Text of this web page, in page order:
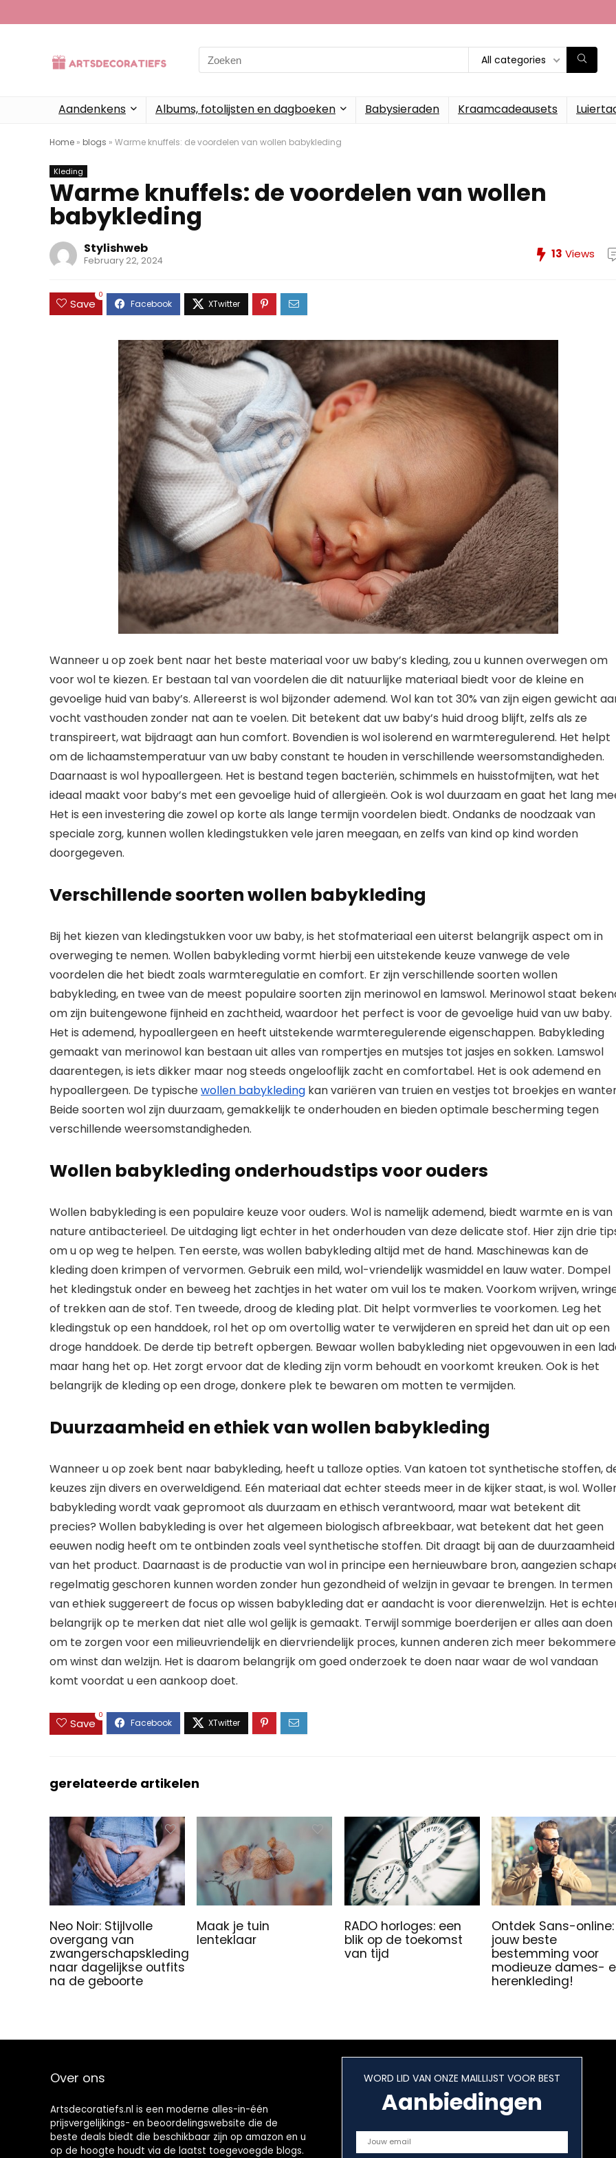
Search
for:
All categories
Aandenkens Albums, fotolijsten en dagboeken Babysieraden Kraamcadeausets
Home » blogs » Warme knuffels: de voordelen van wollen babykleding
Kleding
Warme knuffels: de voordelen van wollen
babykleding
Stylishweb
February 22, 2024 13 Views
Save
0
Wanneer u op zoek bent naar het beste materiaal voor uw baby’s kleding, zou u kunnen overwegen om
voor wol te kiezen. Er bestaan tal van voordelen die dit natuurlijke materiaal biedt voor de kleine en
gevoelige huid van baby’s. Allereerst is wol bijzonder ademend. Wol kan tot 30% van zijn eigen gewicht
vocht vasthouden zonder nat aan te voelen. Dit betekent dat uw baby’s huid droog blijft, zelfs als ze
transpireert, wat bijdraagt aan hun comfort. Bovendien is wol isolerend en warmteregulerend. Het helpt
om de lichaamstemperatuur van uw baby constant te houden in verschillende weersomstandigheden.
Daarnaast is wol hypoallergeen. Het is bestand tegen bacteriën, schimmels en huisstofmijten, wat het
ideaal maakt voor baby’s met een gevoelige huid of allergieën. Ook is wol duurzaam en gaat het lang
Het is een investering die zowel op korte als lange termijn voordelen biedt. Ondanks de noodzaak van
speciale zorg, kunnen wollen kledingstukken vele jaren meegaan, en zelfs van kind op kind worden
doorgegeven.
Verschillende soorten wollen babykleding
Bij het kiezen van kledingstukken voor uw baby, is het stofmateriaal een uiterst belangrijk aspect om in
overweging te nemen. Wollen babykleding vormt hierbij een uitstekende keuze vanwege de vele
voordelen die het biedt zoals warmteregulatie en comfort. Er zijn verschillende soorten wollen
babykleding, en twee van de meest populaire soorten zijn merinowol en lamswol. Merinowol staat
om zijn buitengewone fijnheid en zachtheid, waardoor het perfect is voor de gevoelige huid van uw baby.
Het is ademend, hypoallergeen en heeft uitstekende warmteregulerende eigenschappen. Babykleding
gemaakt van merinowol kan bestaan uit alles van rompertjes en mutsjes tot jasjes en sokken. Lamswol
daarentegen, is iets dikker maar nog steeds ongelooflijk zacht en comfortabel. Het is ook ademend en
hypoallergeen. De typischewollen babykleding kan variëren van truien en vestjes tot broekjes en
Beide soorten wol zijn duurzaam, gemakkelijk te onderhouden en bieden optimale bescherming tegen
verschillende weersomstandigheden.
Wollen babykleding onderhoudstips voor ouders
Wollen babykleding is een populaire keuze voor ouders. Wol is namelijk ademend, biedt warmte en is van
nature antibacterieel. De uitdaging ligt echter in het onderhouden van deze delicate stof. Hier zijn drie
om u op weg te helpen. Ten eerste, was wollen babykleding altijd met de hand. Maschinewas kan de
kleding doen krimpen of vervormen. Gebruik een mild, wol-vriendelijk wasmiddel en lauw water. Dompel
het kledingstuk onder en beweeg het zachtjes in het water om vuil los te maken. Voorkom wrijven,
of trekken aan de stof. Ten tweede, droog de kleding plat. Dit helpt vormverlies te voorkomen. Leg het
kledingstuk op een handdoek, rol het op om overtollig water te verwijderen en spreid het dan uit op een
droge handdoek. De derde tip betreft opbergen. Bewaar wollen babykleding niet opgevouwen in een
maar hang het op. Het zorgt ervoor dat de kleding zijn vorm behoudt en voorkomt kreuken. Ook is het
belangrijk de kleding op een droge, donkere plek te bewaren om motten te vermijden.
Duurzaamheid en ethiek van wollen babykleding
Wanneer u op zoek bent naar babykleding, heeft u talloze opties. Van katoen tot synthetische stoffen,
keuzes zijn divers en overweldigend. Eén materiaal dat echter steeds meer in de kijker staat, is wol.
babykleding wordt vaak gepromoot als duurzaam en ethisch verantwoord, maar wat betekent dit
precies? Wollen babykleding is over het algemeen biologisch afbreekbaar, wat betekent dat het geen
eeuwen nodig heeft om te ontbinden zoals veel synthetische stoffen. Dit draagt bij aan de duurzaamheid
van het product. Daarnaast is de productie van wol in principe een hernieuwbare bron, aangezien
regelmatig geschoren kunnen worden zonder hun gezondheid of welzijn in gevaar te brengen. In termen
van ethiek suggereert de focus op wissen babykleding dat er aandacht is voor dierenwelzijn. Het is
belangrijk op te merken dat niet alle wol gelijk is gemaakt. Terwijl sommige boerderijen er alles aan doen
om te zorgen voor een milieuvriendelijk en diervriendelijk proces, kunnen anderen zich meer
om winst dan welzijn. Het is daarom belangrijk om goed onderzoek te doen naar waar de wol vandaan
komt voordat u een aankoop doet.
Save
0
gerelateerde artikelen
Neo Noir: Stijlvolle
overgang van
zwangerschapskleding
naar dagelijkse outfits
na de geboorte
Maak je tuin
lenteklaar
RADO horloges: een
blik op de toekomst
van tijd
Ontdek Sans-online:
jouw beste
bestemming voor
modieuze dames-
herenkleding!
Over ons
Artsdecoratiefs.nl is een moderne alles-in-één
prijsvergelijkings- en beoordelingswebsite die de
beste deals biedt die beschikbaar zijn op amazon en u
op de hoogte houdt via de laatst toegevoegde blogs.
WORD LID VAN ONZE MAILLIJST VOOR BEST
Aanbiedingen